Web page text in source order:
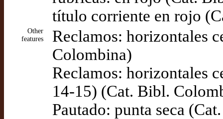
título corriente en rojo
Other
features
Reclamos: horizontales
Colombina)
Reclamos: horizontales
14-15) (Cat. Bibl.
Pautado: punta seca